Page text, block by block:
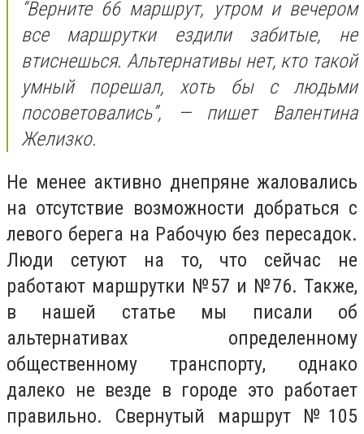
“Верните 66 маршрут, утром и вечером
все маршрутки ездили забитые, не
втиснешься. Альтернативы нет, кто такой
умный порешал, хоть бы с людьми
посоветовались”, — пишет Валентина
Желизко.
Не менее активно днепряне жаловались
на отсутствие возможности добраться с
левого берега на Рабочую без пересадок.
Люди сетуют на то, что сейчас не
работают маршрутки №57 и №76. Также,
в нашей статье мы писали об
альтернативах определенному
общественному транспорту, однако
далеко не везде в городе это работает
правильно. Свернутый маршрут №105